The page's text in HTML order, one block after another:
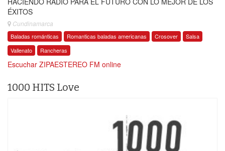
ÉXITOS
Cundinamarca
Baladas románticas Romanticas baladas americanas Crosover
Salsa
Vallenato
Rancheras
Escuchar ZIPAESTEREO FM online
1000 HITS Love